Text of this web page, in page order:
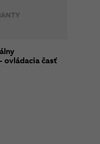
ovládacia časť